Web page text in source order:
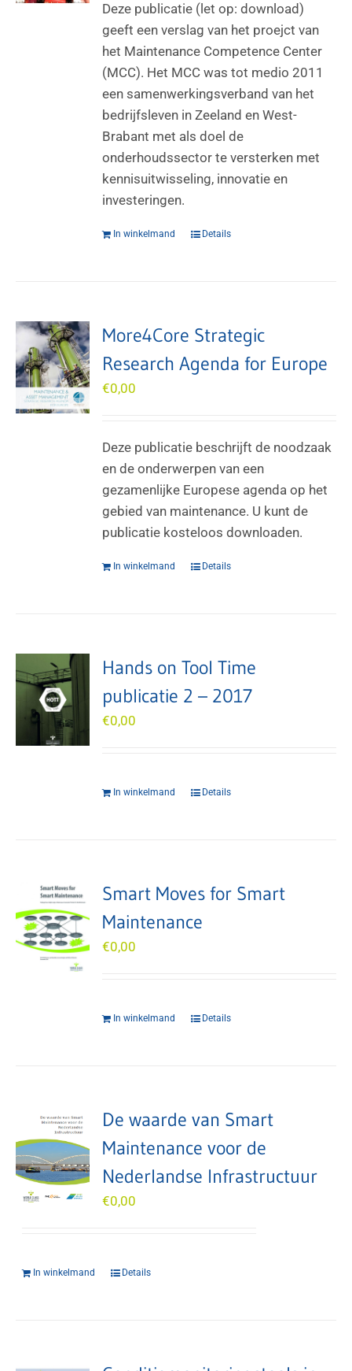
Deze publicatie (let op: download)
geeft een verslag van het proejct van
het Maintenance Competence Center
(MCC). Het MCC was tot medio 2011
een samenwerkingsverband van het
bedrijfsleven in Zeeland en West-
Brabant met als doel de
onderhoudssector te versterken met
kennisuitwisseling, innovatie en
investeringen.
In winkelmand Details
More4Core Strategic
Research Agenda for Europe
€0,00
Deze publicatie beschrijft de noodzaak
en de onderwerpen van een
gezamenlijke Europese agenda op het
gebied van maintenance. U kunt de
publicatie kosteloos downloaden.
In winkelmand Details
Hands on Tool Time
publicatie 2 – 2017
€0,00
In winkelmand Details
Smart Moves for Smart
Maintenance
€0,00
In winkelmand Details
De waarde van Smart
Maintenance voor de
Nederlandse Infrastructuur
€0,00
In winkelmand Details